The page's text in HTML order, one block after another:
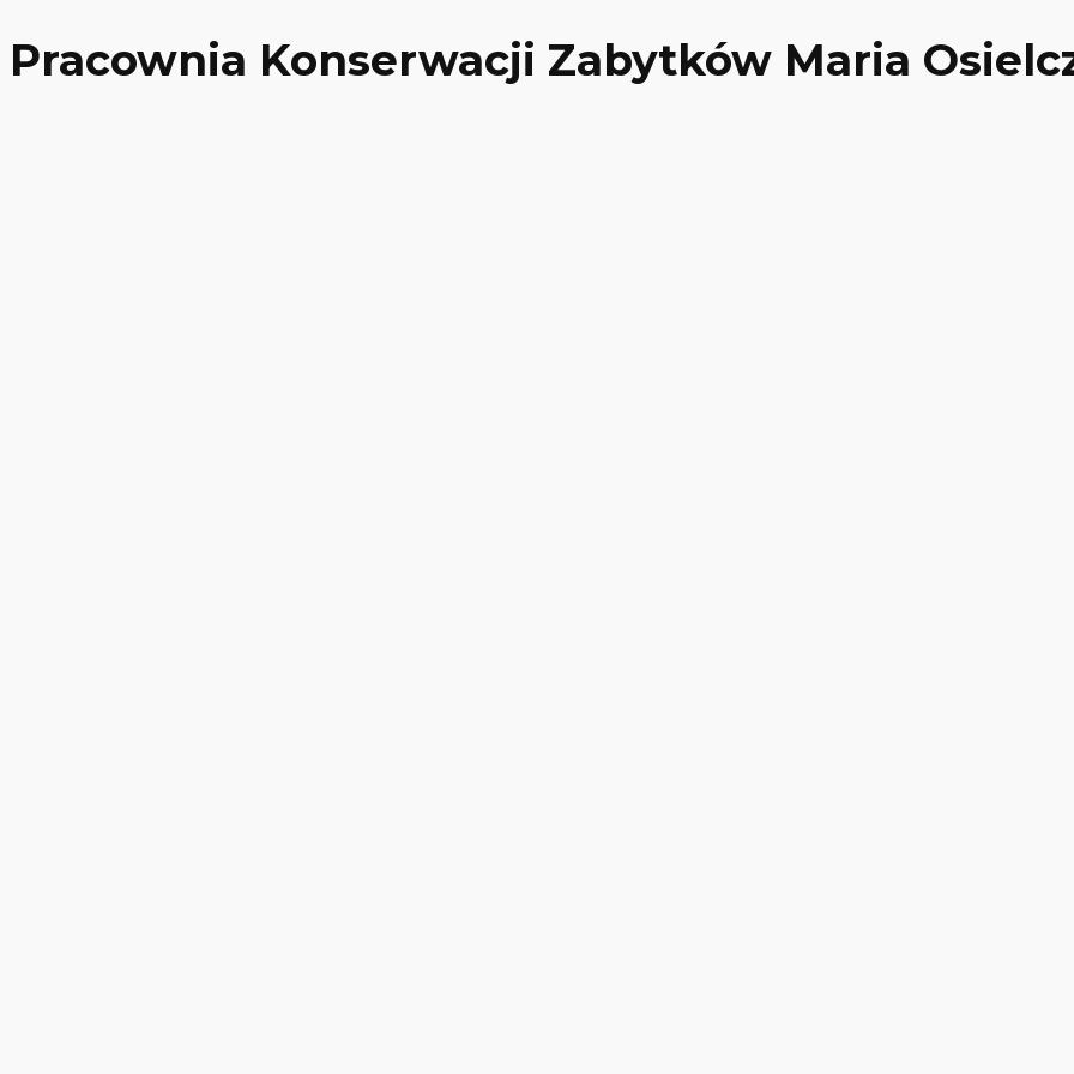
Pracownia Konserwacji Zabytków Maria